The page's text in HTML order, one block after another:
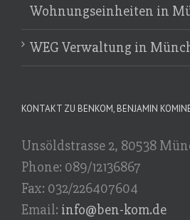
Wohnungseinheiten in
WEG Verwaltung in
KONTAKT ZU BENKOM, BENJAMIN
Unsöldstrasse 2, 80538
Phone: 089/12136867
Fax: 032/226407604
Email: info@ben-kom.de